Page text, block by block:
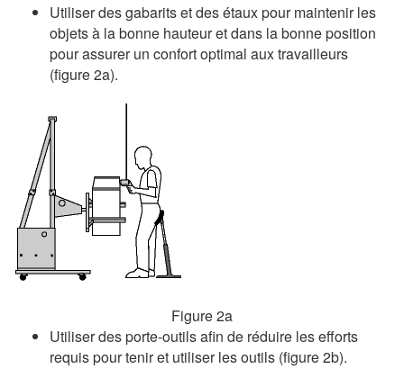
Utiliser des gabarits et des étaux pour maintenir les
objets à la bonne hauteur et dans la bonne position
pour assurer un confort optimal aux travailleurs
(figure 2a).
Figure 2a
Utiliser des porte-outils afin de réduire les efforts
requis pour tenir et utiliser les outils (figure 2b).